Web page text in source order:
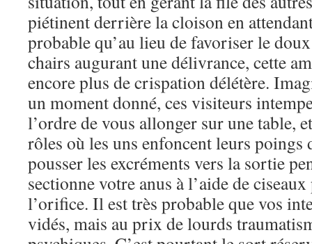
piétinent derrière la cloison en
probable qu’au lieu de favoriser le
chairs augurant une délivrance, cette
encore plus de crispation délétère.
un moment donné, ces visiteurs
l’ordre de vous allonger sur une table,
rôles où les uns enfoncent leurs poings
pousser les excréments vers la sortie
sectionne votre anus à l’aide de
l’orifice. Il est très probable que vos
vidés, mais au prix de lourds